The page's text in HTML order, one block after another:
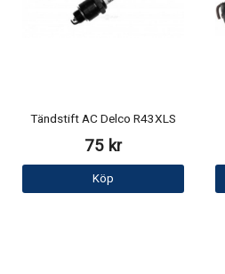
Tändstift AC Delco R43XLS
75 kr
Köp